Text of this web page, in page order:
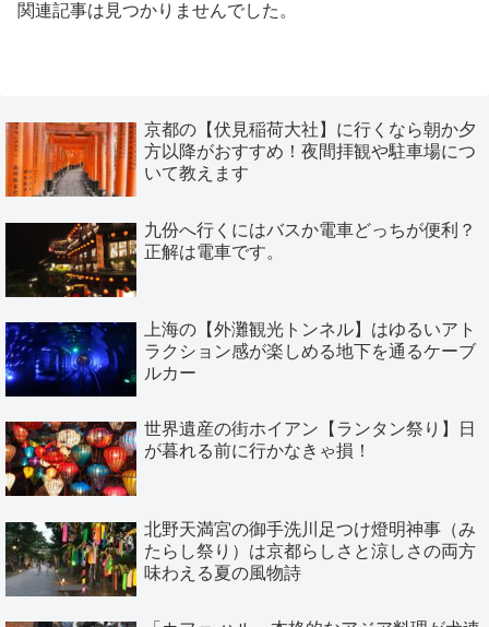
関連記事は見つかりませんでした。
京都の【伏見稲荷大社】に行くなら朝か夕
方以降がおすすめ！夜間拝観や駐車場につ
いて教えます
九份へ行くにはバスか電車どっちが便利？
正解は電車です。
上海の【外灘観光トンネル】はゆるいアト
ラクション感が楽しめる地下を通るケーブ
ルカー
世界遺産の街ホイアン【ランタン祭り】日
が暮れる前に行かなきゃ損！
北野天満宮の御手洗川足つけ燈明神事（み
たらし祭り）は京都らしさと涼しさの両方
味わえる夏の風物詩